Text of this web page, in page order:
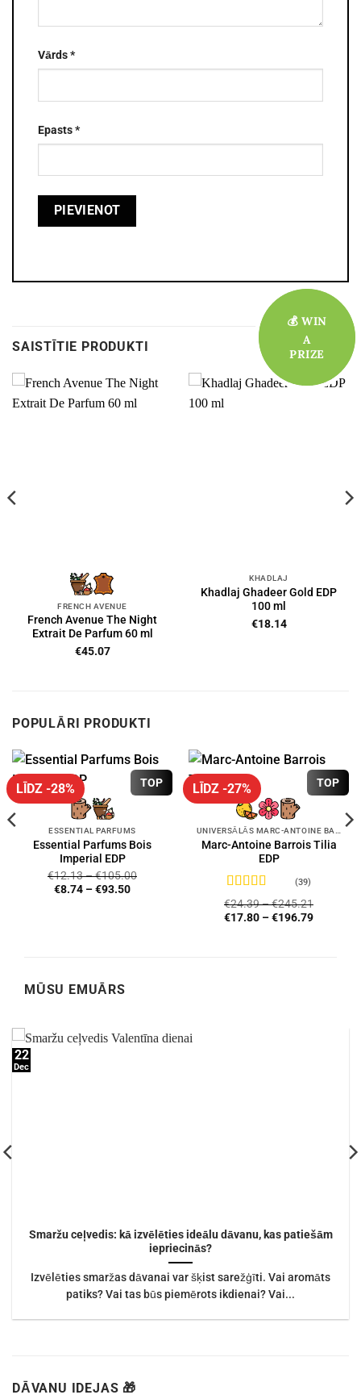
Vārds*
Epasts*
SAISTĪTIE PRODUKTI
FRENCH AVENUE
French Avenue The Night
Extrait De Parfum 60 ml
€45.07
KHADLAJ
Khadlaj Ghadeer Gold EDP
100 ml
€18.14
POPULĀRI PRODUKTI
TOP
LĪDZ -28%
ESSENTIAL PARFUMS
Essential Parfums Bois
Imperial EDP
€12.13–€105.00
€8.74 –€93.50
TOP
LĪDZ -27%
UNIVERSĀLĀS MARC-ANTOINE BARROIS SMARŽAS
Marc-Antoine Barrois Tilia
EDP
Novērtēts
ar4.72 no 5
(39)
€24.39–€245.21
€17.80 –€196.79
MŪSU EMUĀRS
Smaržu ceļvedis: kā izvēlēties ideālu dāvanu, kas patiešām
iepriecinās?
Izvēlēties smaržas dāvanai var šķist sarežģīti. Vai aromāts
patiks? Vai tas būs piemērots ikdienai? Vai...
22
Dec
DĀVANU IDEJAS 🎁
💰 WIN
A
PRIZE
💰 WIN
A
PRIZE